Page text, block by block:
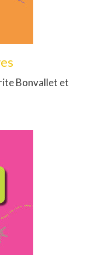
Bonvallet et